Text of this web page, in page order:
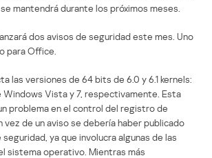
mantendrá durante los próximos meses.
dos avisos de seguridad este mes. Uno
para Office.
las versiones de 64 bits de 6.0 y 6.1 kernels:
Windows Vista y 7, respectivamente. Esta
problema en el control del registro de
vez de un aviso se debería haber publicado
ya que involucra algunas de las
sistema operativo. Mientras más